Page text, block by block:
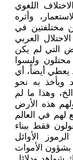
اللغوي
وأثره
مختلفتين في
العربي
التي لم يكن
وليسوا
يعطي أيضاً، أي
ويأخذ به نحو
وهذا ما لم
هذه الأرض
لهم في العالم
فقط ببناء
الأوائل
بشؤون الأموات